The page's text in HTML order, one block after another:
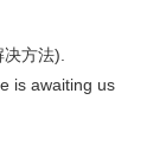
方法).
is awaiting us